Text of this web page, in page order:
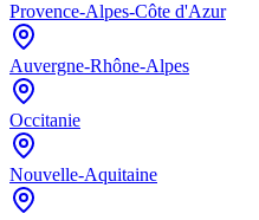
Provence-Alpes-Côte d'Azur
Auvergne-Rhône-Alpes
Occitanie
Nouvelle-Aquitaine